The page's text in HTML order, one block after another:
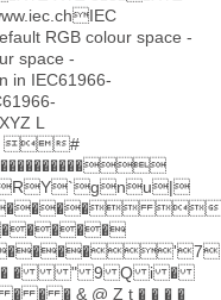
RGB colour space -
space -
in IEC61966-
L
#
� � � � � � " 9 Q i �
& @ Z t � � � �